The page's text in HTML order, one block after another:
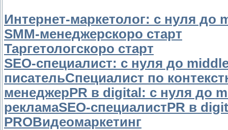
Интернет-маркетолог: с нуля до
SMM-менеджерскоро старт
Таргетологскоро старт
SEO-специалист: с нуля до
писательСпециалист по
менеджерPR в digital: с нуля до
рекламаSEO-специалистPR в
PROВидеомаркетинг